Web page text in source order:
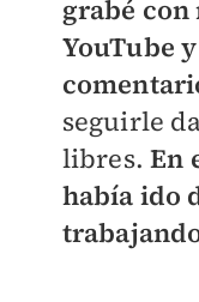
grabé
YouTube
seguirle
libres.En
había ido